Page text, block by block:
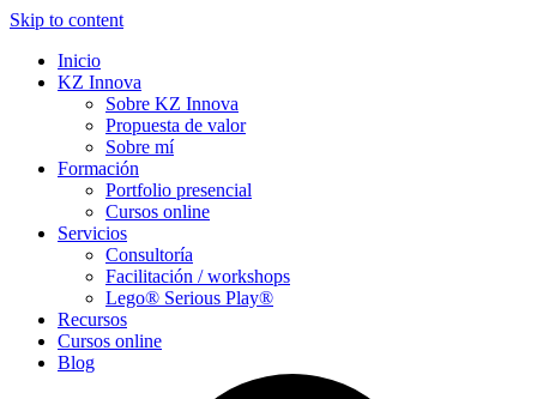
Skip to content
Inicio
KZ Innova
Sobre KZ Innova
Propuesta de valor
Sobre mí
Formación
Portfolio presencial
Cursos online
Servicios
Consultoría
Facilitación / workshops
Lego® Serious Play®
Recursos
Cursos online
Blog